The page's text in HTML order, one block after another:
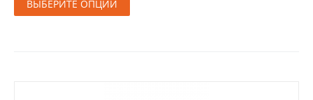
ВЫБЕРИТЕ ОПЦИИ